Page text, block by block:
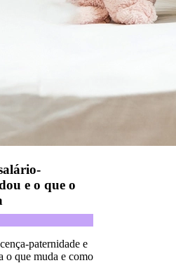
e o que o
paternidade e
o que muda e como